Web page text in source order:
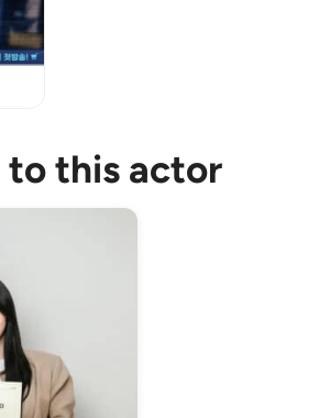
to this actor